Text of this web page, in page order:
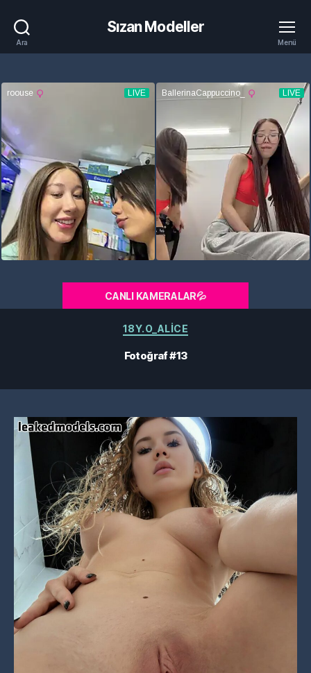
Ara
Sızan Modeller
Menü
CANLI KAMERALAR💦
Kategoriler
18Y.O_ALICE
Fotoğraf #13